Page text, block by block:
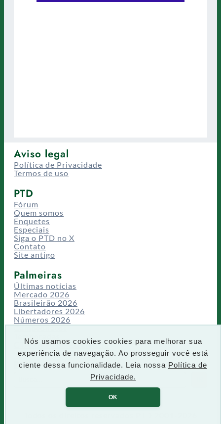
Nós usamos cookies cookies para melhorar sua
experiência de navegação. Ao prosseguir você está
ciente dessa funcionalidade. Leia nossa Política de
Privacidade.
OK
Aviso legal
Política de Privacidade
Termos de uso
PTD
Fórum
Quem somos
Enquetes
Especiais
Siga o PTD no X
Contato
Site antigo
Palmeiras
Últimas notícias
Mercado 2026
Brasileirão 2026
Libertadores 2026
Números 2026
Campeonatos
Temporadas
CT/Centro de Excelência
Busca
P
q
u